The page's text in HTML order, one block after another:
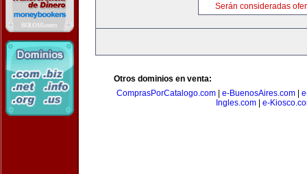
Serán consideradas
Otros dominios en venta:
ComprasPorCatalogo.com| e-BuenosAires.com|
Ingles.com
e-